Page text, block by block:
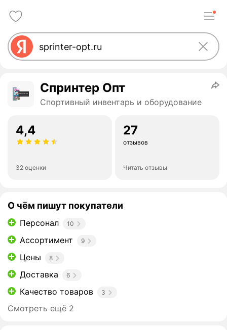
Спринтер Опт
Спортивный инвентарь и оборудование
4,4
32 оценки
27
отзывов
Читать отзывы
О чём пишут покупатели
Персонал 10
Ассортимент 9
Цены 8
Доставка 6
Качество товаров 3
Смотреть ещё 2